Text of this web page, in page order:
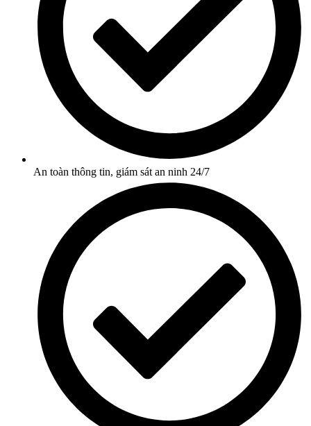
An toàn thông tin, giám sát an ninh 24/7